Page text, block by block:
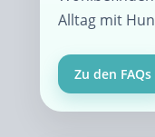
Alltag mit
Zu den FAQs